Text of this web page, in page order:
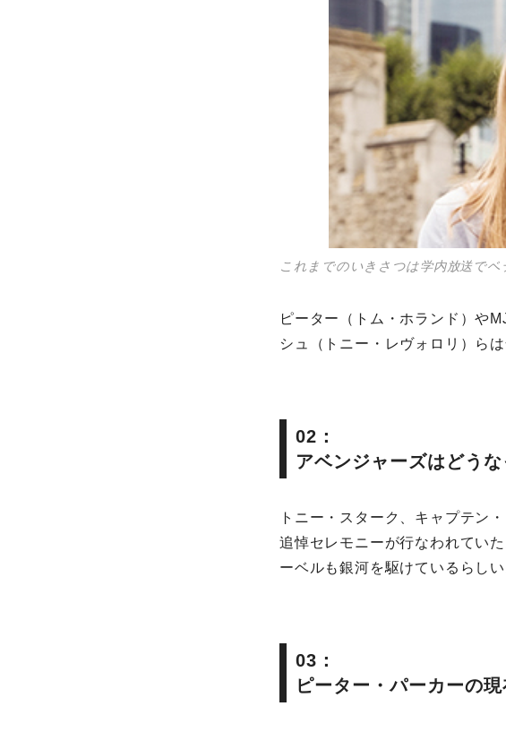
これまでのいきさつは学内放送で
ピーター（トム・ホランド）や
シュ（トニー・レヴォロリ）ら
02：
アベンジャーズはどうな
トニー・スターク、キャプテン
追悼セレモニーが行なわれてい
ーベルも銀河を駆けているらしい
03：
ピーター・パーカーの